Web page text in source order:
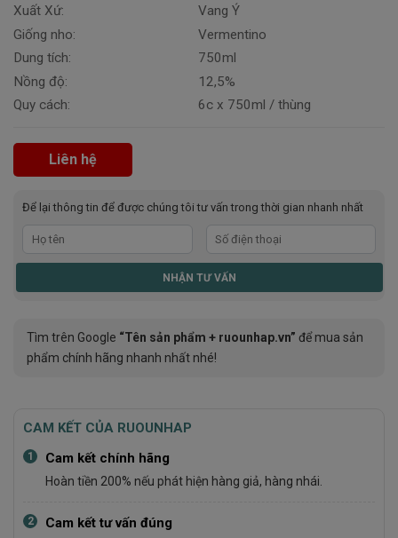
Xuất Xứ:
Giống nho:
Dung tích:
Nồng độ:
Quy cách:
Vang Ý
Vermentino
750ml
12,5%
6c x 750ml / thùng
Liên hệ
Để lại thông tin để được chúng tôi tư vấn trong thời gian nhanh nhất
Tìm trên Google “Tên sản phẩm + ruounhap.vn” để mua sản
phẩm chính hãng nhanh nhất nhé!
CAM KẾT CỦA RUOUNHAP
1 Cam kết chính hãng
Hoàn tiền 200% nếu phát hiện hàng giả, hàng nhái.
2 Cam kết tư vấn đúng